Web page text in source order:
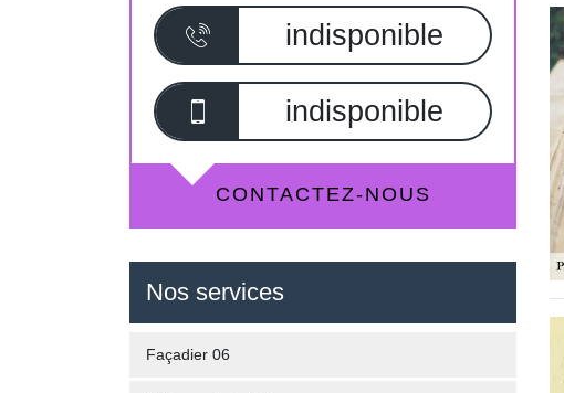
indisponible
indisponible
CONTACTEZ-NOUS
Nos services
Façadier 06